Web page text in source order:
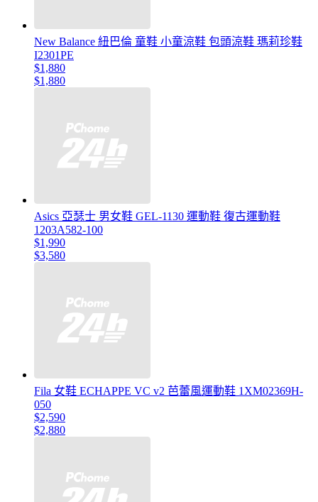
New Balance 紐巴倫 童鞋 小童涼鞋 包頭涼鞋 瑪莉珍鞋
I2301PE
$1,880
$1,880
Asics 亞瑟士 男女鞋 GEL-1130 運動鞋 復古運動鞋
1203A582-100
$1,990
$3,580
Fila 女鞋 ECHAPPE VC v2 芭蕾風運動鞋 1XM02369H-
050
$2,590
$2,880